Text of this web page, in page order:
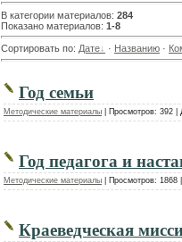
В категории материалов: 284
Показано материалов: 1-8
Сортировать по: Дате · Названию ·
Год семьи
Методические материалы Просмотров: 392
Год педагога и
Методические материалы Просмотров: 1868
Краеведческая